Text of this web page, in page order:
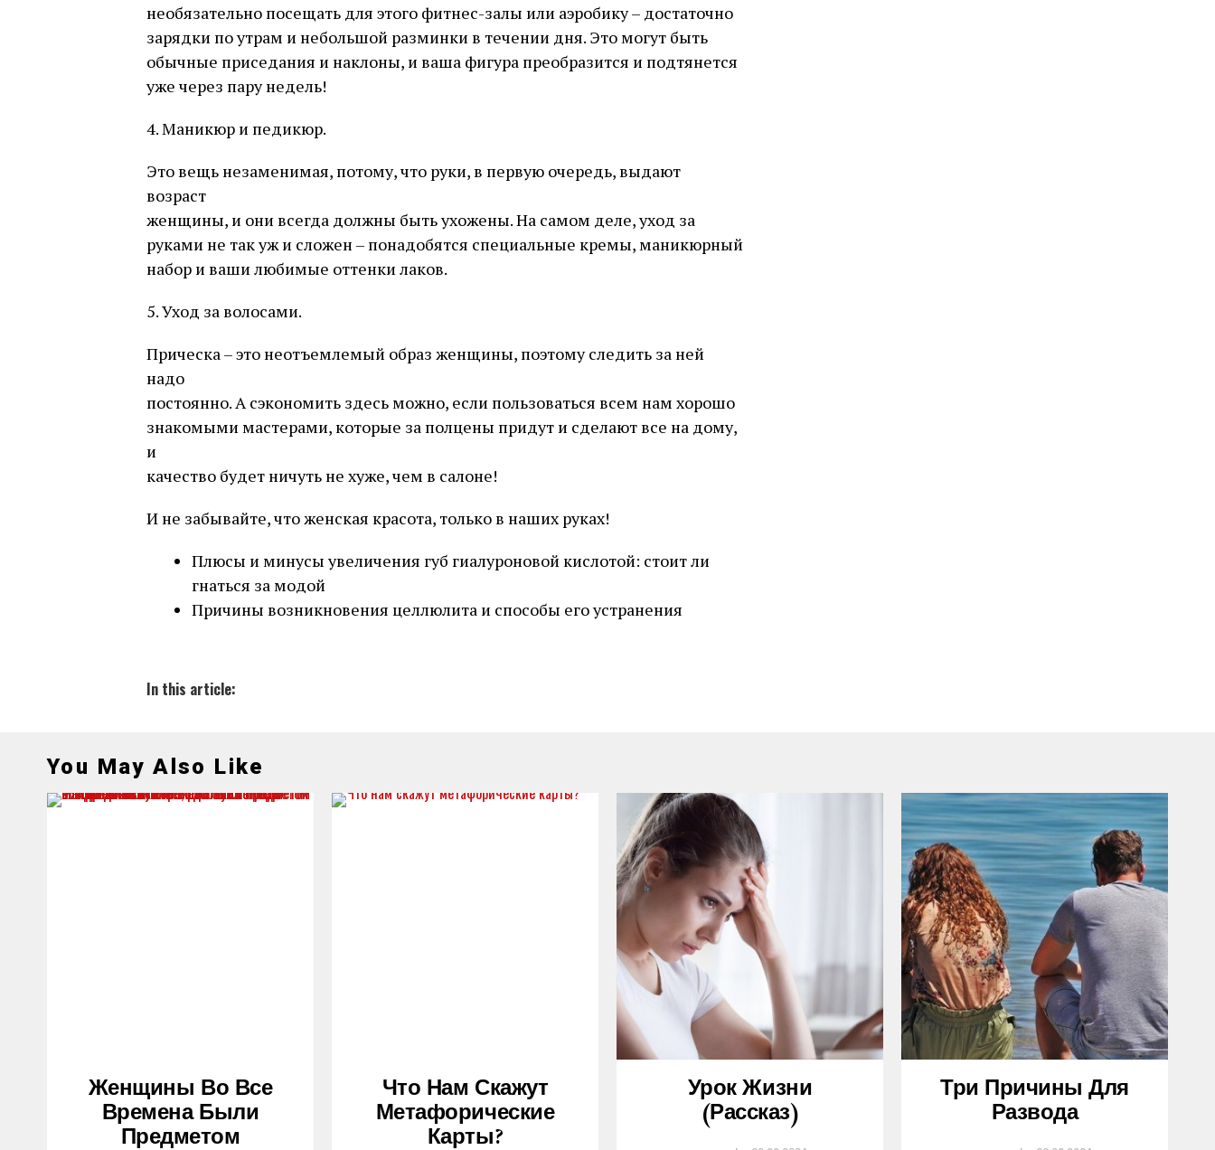
необязательно посещать для этого фитнес-залы или аэробику – достаточно
зарядки по утрам и небольшой разминки в течении дня. Это могут быть
обычные приседания и наклоны, и ваша фигура преобразится и подтянется
уже через пару недель!
4. Маникюр и педикюр.
Это вещь незаменимая, потому, что руки, в первую очередь, выдают
возраст
женщины, и они всегда должны быть ухожены. На самом деле, уход за
руками не так уж и сложен – понадобятся специальные кремы, маникюрный
набор и ваши любимые оттенки лаков.
5. Уход за волосами.
Прическа – это неотъемлемый образ женщины, поэтому следить за ней
надо
постоянно. А сэкономить здесь можно, если пользоваться всем нам хорошо
знакомыми мастерами, которые за полцены придут и сделают все на дому,
и
качество будет ничуть не хуже, чем в салоне!
И не забывайте, что женская красота, только в наших руках!
Плюсы и минусы увеличения губ гиалуроновой кислотой: стоит ли
гнаться за модой
Причины возникновения целлюлита и способы его устранения
In this article:
You May Also Like
Женщины Во Все
Времена Были
Предметом
Что Нам Скажут
Метафорические
Карты?
Урок Жизни
(рассказ)
Три Причины Для
Развода